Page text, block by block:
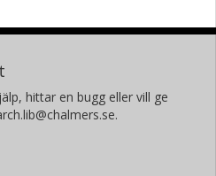
hittar en bugg eller vill ge